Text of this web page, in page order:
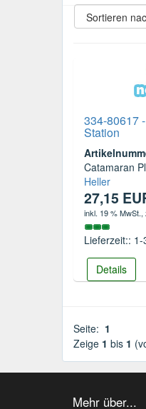
334-80617
Station
Catamaran
Heller
27,15
inkl. 19 % MwSt.,
Lieferzeit:: 1-
Details
Seite: 1
Zeige 1 bis 1
Mehr über...